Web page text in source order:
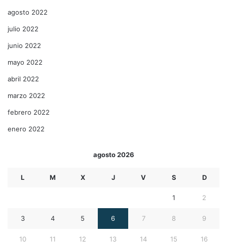
agosto 2022
julio 2022
junio 2022
mayo 2022
abril 2022
marzo 2022
febrero 2022
enero 2022
agosto 2026
L M X J V S D
1 2
3 4 5 6 7 8 9
10 11 12 13 14 15 16